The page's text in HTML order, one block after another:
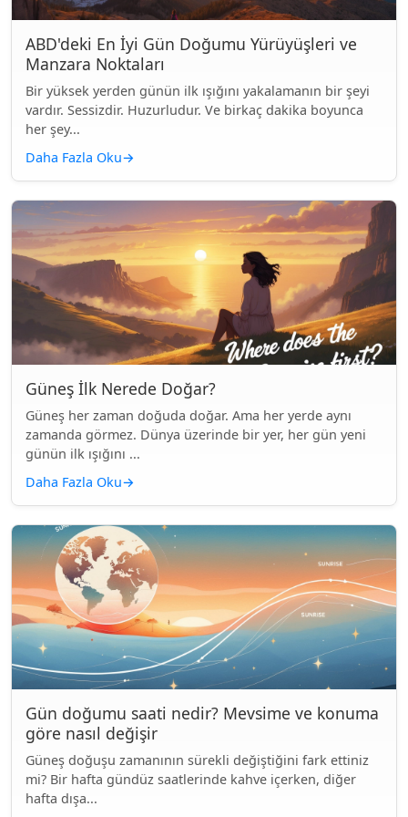
ABD'deki En İyi Gün Doğumu Yürüyüşleri ve
Manzara Noktaları
Bir yüksek yerden günün ilk ışığını yakalamanın bir şeyi
vardır. Sessizdir. Huzurludur. Ve birkaç dakika boyunca
her şey...
Daha Fazla Oku→
Güneş İlk Nerede Doğar?
Güneş her zaman doğuda doğar. Ama her yerde aynı
zamanda görmez. Dünya üzerinde bir yer, her gün yeni
günün ilk ışığını ...
Daha Fazla Oku→
Gün doğumu saati nedir? Mevsime ve konuma
göre nasıl değişir
Güneş doğuşu zamanının sürekli değiştiğini fark ettiniz
mi? Bir hafta gündüz saatlerinde kahve içerken, diğer
hafta dışa...